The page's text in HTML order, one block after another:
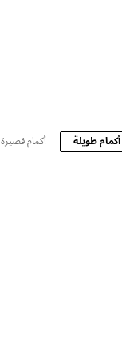
أكمام طويلة أكمام قصيرة